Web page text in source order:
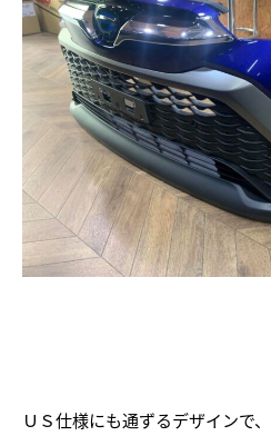
ＵＳ仕様にも通ずるデザインで